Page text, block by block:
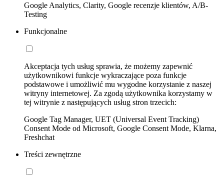
Google Analytics, Clarity, Google recenzje klientów, A/B-
Testing
Funkcjonalne
Akceptacja tych usług sprawia, że możemy zapewnić
użytkownikowi funkcje wykraczające poza funkcje
podstawowe i umożliwić mu wygodne korzystanie z naszej
witryny internetowej. Za zgodą użytkownika korzystamy w
tej witrynie z następujących usług stron trzecich:
Google Tag Manager, UET (Universal Event Tracking)
Consent Mode od Microsoft, Google Consent Mode, Klarna,
Freshchat
Treści zewnętrzne